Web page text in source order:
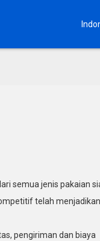
semua jenis pakaian
telah
pengiriman dan biaya